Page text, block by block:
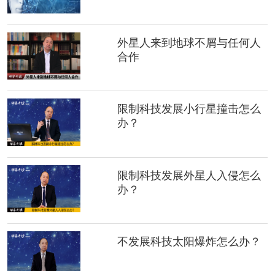
外星人来到地球不屑与任何人
合作
限制科技发展小行星撞击怎么
办？
限制科技发展外星人入侵怎么
办？
不发展科技太阳爆炸怎么办？